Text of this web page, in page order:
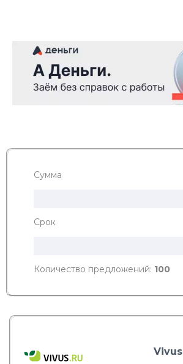
Сумма
Срок
Количество предложений: 100
Vivus